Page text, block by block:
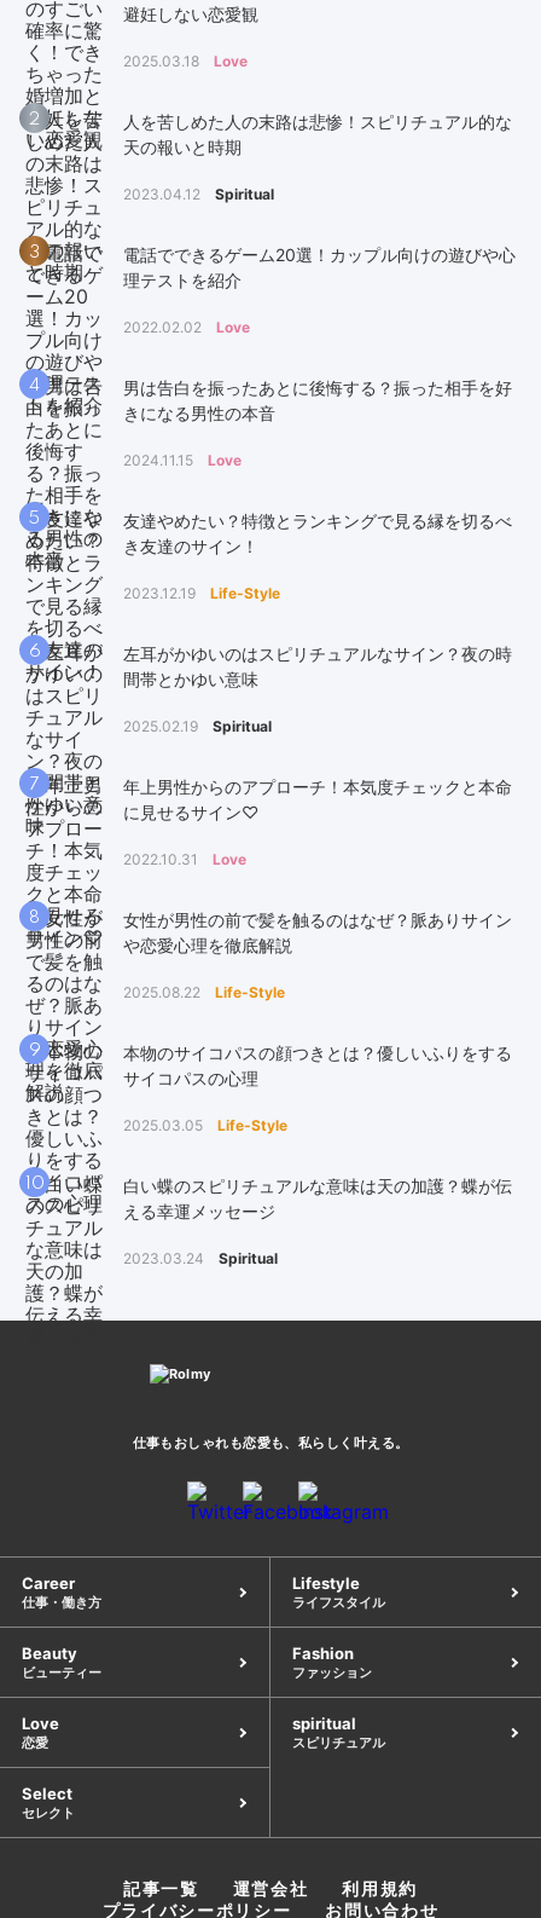
避妊しない恋愛観
2025.03.18 Love
2
人を苦しめた人の末路は悲惨！スピリチュアル的な
天の報いと時期
2023.04.12 Spiritual
3
電話でできるゲーム20選！カップル向けの遊びや心
理テストを紹介
2022.02.02 Love
4
男は告白を振ったあとに後悔する？振った相手を好
きになる男性の本音
2024.11.15 Love
5
友達やめたい？特徴とランキングで見る縁を切るべ
き友達のサイン！
2023.12.19 Life-Style
6
左耳がかゆいのはスピリチュアルなサイン？夜の時
間帯とかゆい意味
2025.02.19 Spiritual
7
年上男性からのアプローチ！本気度チェックと本命
に見せるサイン♡
2022.10.31 Love
8
女性が男性の前で髪を触るのはなぜ？脈ありサイン
や恋愛心理を徹底解説
2025.08.22 Life-Style
9
本物のサイコパスの顔つきとは？優しいふりをする
サイコパスの心理
2025.03.05 Life-Style
10
白い蝶のスピリチュアルな意味は天の加護？蝶が伝
える幸運メッセージ
2023.03.24 Spiritual
仕事もおしゃれも恋愛も、 私らしく叶える。
Career
仕事・働き方
Lifestyle
ライフスタイル
Beauty
ビューティー
Fashion
ファッション
Love
恋愛
spiritual
スピリチュアル
Select
セレクト
記事一覧 運営会社
利用規約
プライバシーポリシー
お問い合わせ